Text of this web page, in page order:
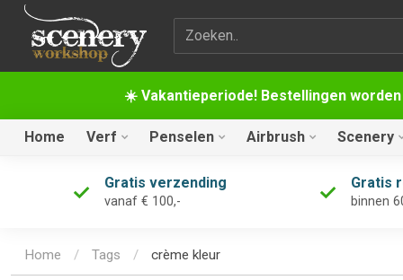
☀️ Vakantieperiode! Bestellingen
Zoekterm
Home Verf Penselen Airbrush Scenery
Gratis verzending
vanaf € 100,-
Gratis
binnen
Home / Tags / crème kleur